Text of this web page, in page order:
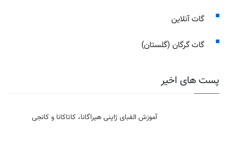
گات آنلاین
گات گرگان (گلستان)
پست های اخیر
آموزش الفبای ژاپنی هیراگانا، کاتاکانا و کانجی